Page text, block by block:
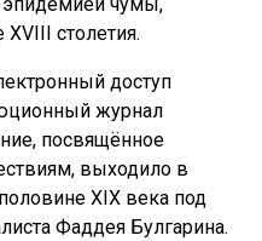
эпидемией чумы,
столетия.
доступ
журнал
посвящённое
выходило в
XIX века под
Фаддея Булгарина.